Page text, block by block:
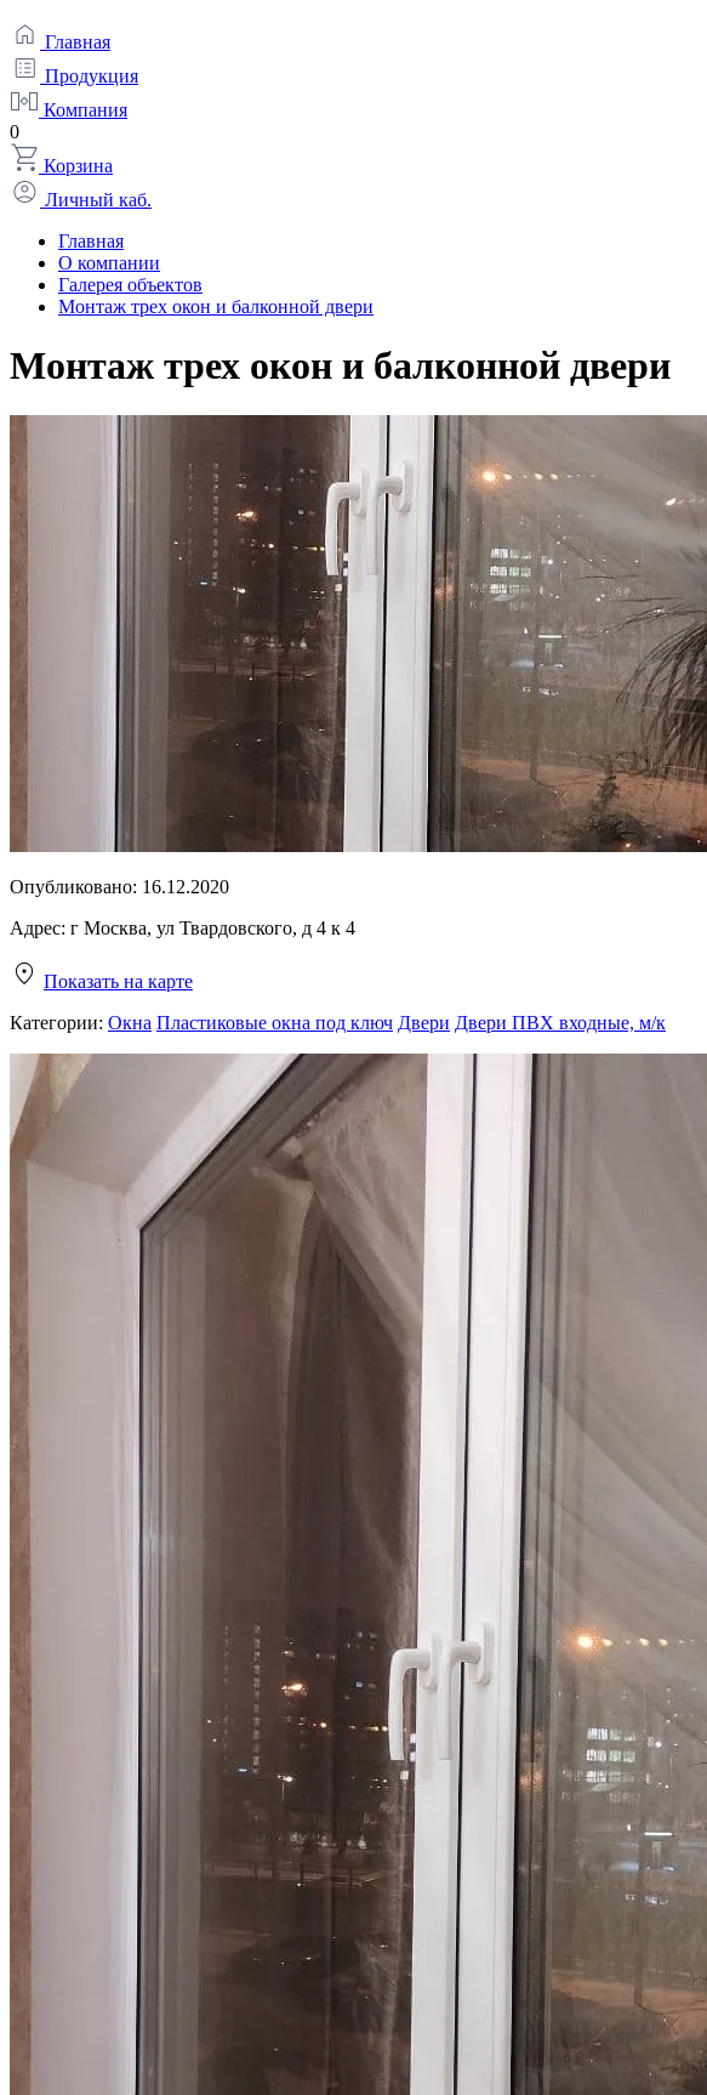
Главная
Продукция
Компания
0
Корзина
Личный каб.
Главная
О компании
Галерея объектов
Монтаж трех окон и балконной двери
Монтаж трех окон и балконной двери
Опубликовано: 16.12.2020
Адрес: г Москва, ул Твардовского, д 4 к 4
Показать на карте
Категории: Окна Пластиковые окна под ключ Двери Двери ПВХ входные, м/к